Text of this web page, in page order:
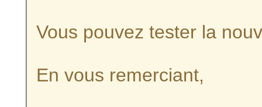
Vous pouvez tester la
En vous remerciant,